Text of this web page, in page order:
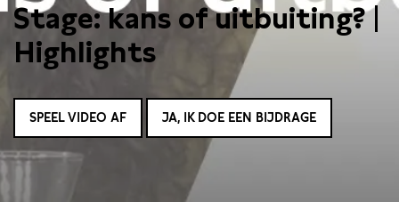
Stage: kans of uitbuiting? |
Highlights
SPEEL VIDEO AF JA, IK DOE EEN BIJDRAGE